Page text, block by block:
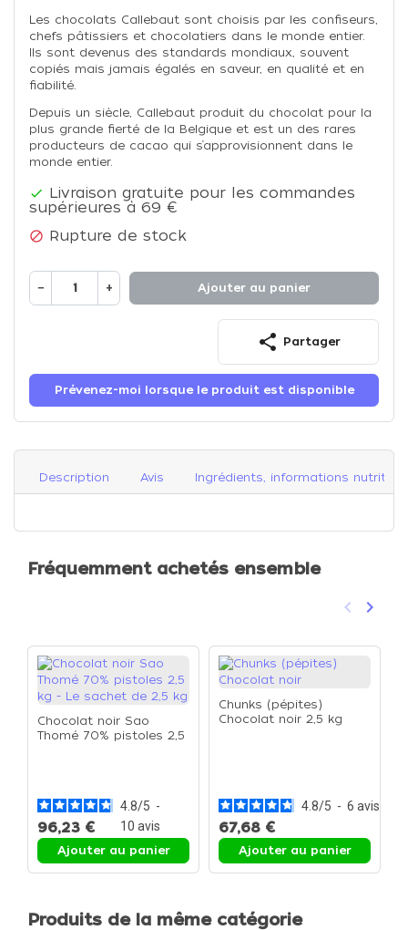
Les chocolats Callebaut sont choisis par les confiseurs,
chefs pâtissiers et chocolatiers dans le monde entier.
Ils sont devenus des standards mondiaux, souvent
copiés mais jamais égalés en saveur, en qualité et en
fiabilité.
Depuis un siècle, Callebaut produit du chocolat pour la
plus grande fierté de la Belgique et est un des rares
producteurs de cacao qui s’approvisionnent dans le
monde entier.
 Livraison gratuite pour les commandes
supérieures à 69 €
 Rupture de stock
− + Ajouter au panier
share Partager
Prévenez-moi lorsque le produit est disponible
Description Avis Ingrédients, informations
Fréquemment achetés ensemble
Précédent
keyboard_arrow_left keyboard_arrow_right
Chocolat noir Sao
Thomé 70% pistoles 2,5
4.8/5 -
10 avis
96,23 €
Ajouter au panier
Chunks (pépites)
Chocolat noir 2,5 kg
4.8/5 - 6 avis
67,68 €
Ajouter au panier
Produits de la même catégorie